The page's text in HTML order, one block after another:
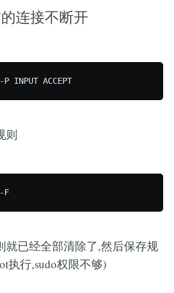
连接不断开
/sbin/iptables -P INPUT ACCEPT
则
/sbin/iptables -F
就已经全部清除了,然后保存规
执行,sudo权限不够)